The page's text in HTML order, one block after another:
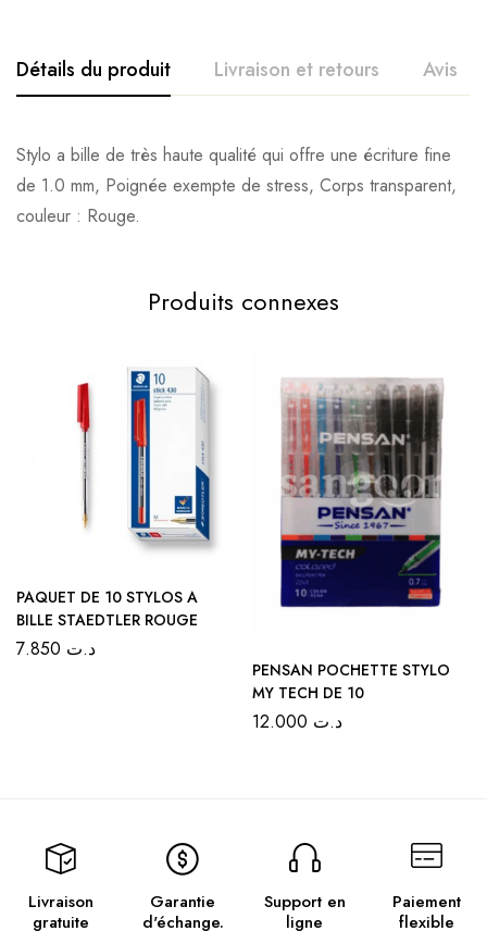
Détails du produit Livraison et retours Avis
Stylo a bille de très haute qualité qui offre une écriture fine
de 1.0 mm, Poignée exempte de stress, Corps transparent,
couleur : Rouge.
Produits connexes
PAQUET DE 10 STYLOS A
BILLE STAEDTLER ROUGE
د.ت
PENSAN POCHETTE STYLO
MY TECH DE 10
د.ت
Livraison
gratuite
Garantie
d'échange.
Support en
ligne
Paiement
flexible